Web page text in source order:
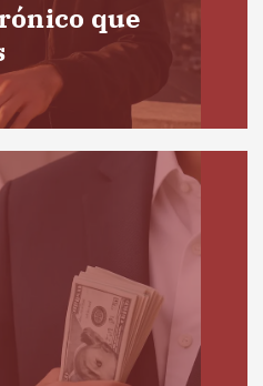
que